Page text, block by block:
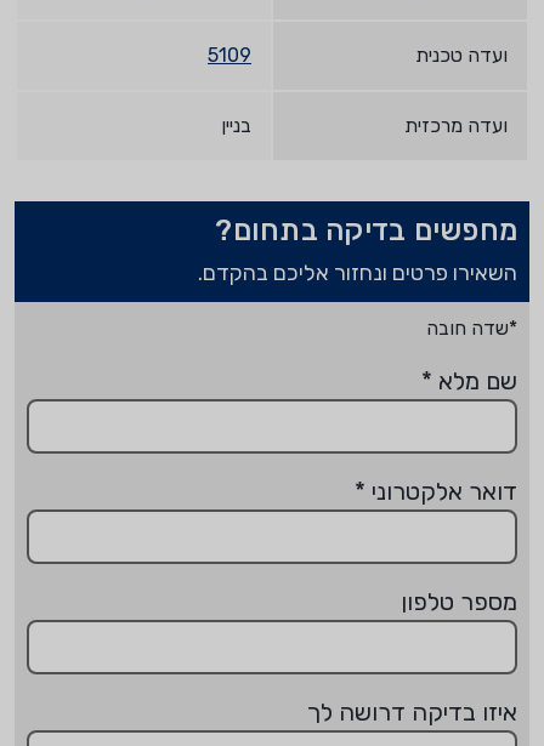
ועדה טכנית 5109
ועדה מרכזית בניין
מחפשים בדיקה בתחום?
השאירו פרטים ונחזור אליכם בהקדם.
*שדה חובה
שם מלא *
דואר אלקטרוני *
מספר טלפון
איזו בדיקה דרושה לך